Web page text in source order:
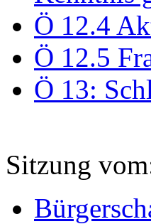
Ö 12.4
Ö 12.5
Ö 13:
Sitzung